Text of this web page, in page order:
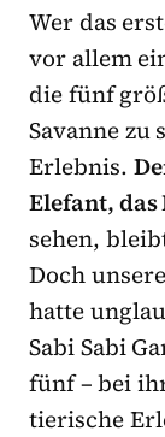
Wer das
vor allem
die fünf
Savanne zu
Erlebnis.
Elefant,
sehen,
Doch
hatte
Sabi Sabi
fünf – bei
tierische